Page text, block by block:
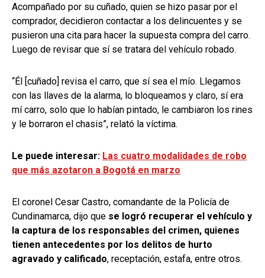
Acompañado por su cuñado, quien se hizo pasar por el
comprador, decidieron contactar a los delincuentes y se
pusieron una cita para hacer la supuesta compra del carro.
Luego de revisar que sí se tratara del vehículo robado.
“Él [cuñado] revisa el carro, que sí sea el mío. Llegamos
con las llaves de la alarma, lo bloqueamos y claro, sí era
mí carro, solo que lo habían pintado, le cambiaron los rines
y le borraron el chasis”, relató la víctima.
Le puede interesar: Las cuatro modalidades de robo
que más azotaron a Bogotá en marzo
El coronel Cesar Castro, comandante de la Policía de
Cundinamarca, dijo que se logró recuperar el vehículo y
la captura de los responsables del crimen, quienes
tienen antecedentes por los delitos de hurto
agravado y calificado, receptación, estafa, entre otros.